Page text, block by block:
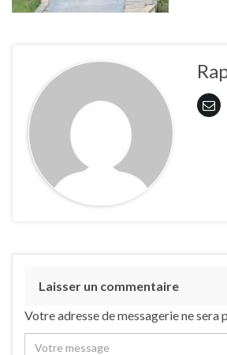
Laisser un commentaire
Votre adresse de messagerie ne sera